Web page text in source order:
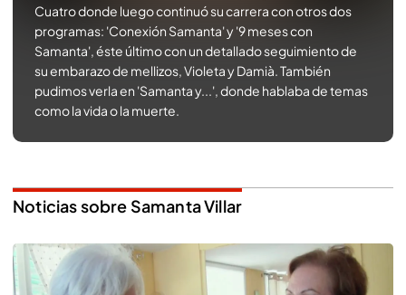
Cuatro donde luego continuó su carrera con otros dos
programas: 'Conexión Samanta' y '9 meses con
Samanta', éste último con un detallado seguimiento de
su embarazo de mellizos, Violeta y Damià. También
pudimos verla en 'Samanta y...', donde hablaba de temas
como la vida o la muerte.
Noticias sobre Samanta Villar